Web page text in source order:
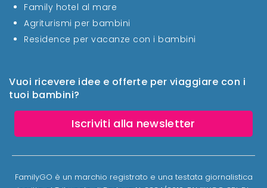
Vuoi ricevere idee e offerte per viaggiare con i
tuoi bambini?
Iscriviti alla newsletter
Family hotel al mare
Agriturismi per bambini
Residence per vacanze con i bambini
FamilyGO è un marchio registrato e una testata giornalistica